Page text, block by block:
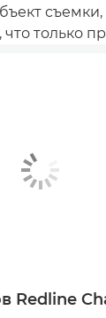
съемки,
только
Redline